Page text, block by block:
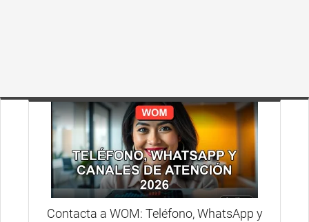
Contacta a WOM: Teléfono, WhatsApp y